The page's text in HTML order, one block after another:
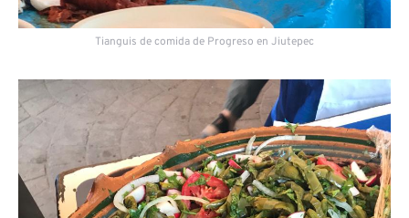
Tianguis de comida de Progreso en Jiutepec